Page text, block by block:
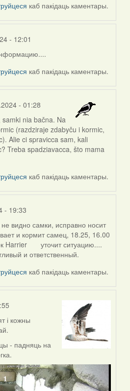
каб пакідаць каментары.
- 12:01
каб пакідаць каментары.
- 01:28
samki nia bačna. Na
(razdziraje zdabyču i kormic,
Alie ci spravicca sam, kali
Treba spadziavacca, što mama
каб пакідаць каментары.
- 19:33
видно самки, исправно носит
и кормит самец, 18.25, 16.00
Harrier уточит ситуацию....
и ответственный.
каб пакідаць каментары.
і кожны
- падняць на